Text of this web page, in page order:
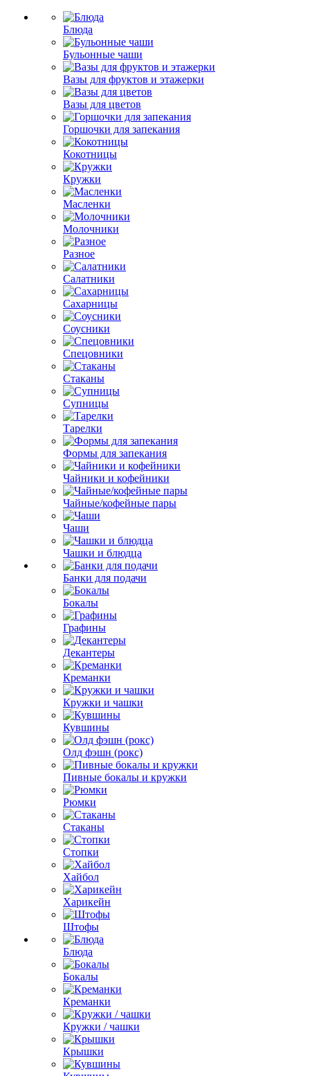
Блюда
Бульонные чаши
Вазы для фруктов и этажерки
Вазы для цветов
Горшочки для запекания
Кокотницы
Кружки
Масленки
Молочники
Разное
Салатники
Сахарницы
Соусники
Спецовники
Стаканы
Супницы
Тарелки
Формы для запекания
Чайники и кофейники
Чайные/кофейные пары
Чаши
Чашки и блюдца
Банки для подачи
Бокалы
Графины
Декантеры
Креманки
Кружки и чашки
Кувшины
Олд фэшн (рокс)
Пивные бокалы и кружки
Рюмки
Стаканы
Стопки
Хайбол
Харикейн
Штофы
Блюда
Бокалы
Креманки
Кружки / чашки
Крышки